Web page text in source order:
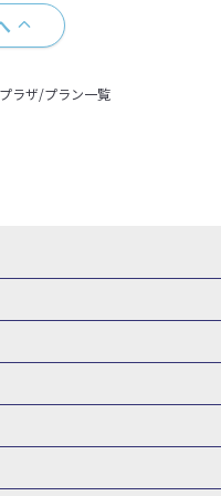
ラザ/プラン一覧
東京 新幹線パック
東京→
東京→名古屋 新幹線パッ
島 新幹線パック 名古屋→
サンダーバード 旅行
ツアー 埼玉旅行・ツアー
アー 石川旅行・ツアー